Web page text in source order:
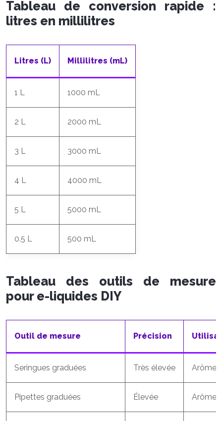
Tableau de conversion rapide :
litres en millilitres
Litres (L) Millilitres (mL)
1 L 1000 mL
2 L 2000 mL
3 L 3000 mL
4 L 4000 mL
5 L 5000 mL
0.5 L 500 mL
Tableau des outils de mesure
pour e-liquides DIY
Outil de mesure Précision
Seringues graduées Très élevée
Pipettes graduées Élevée Arômes